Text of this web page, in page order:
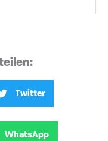
Twitter
WhatsApp